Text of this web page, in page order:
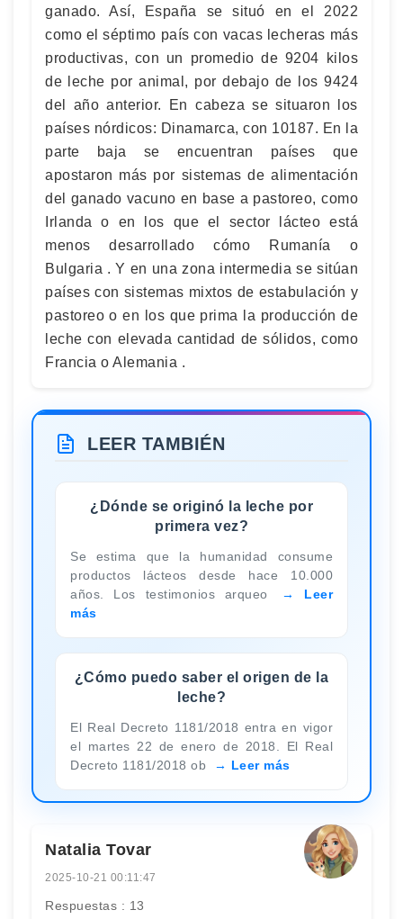
ganado. Así, España se situó en el 2022
como el séptimo país con vacas lecheras más
productivas, con un promedio de 9204 kilos
de leche por animal, por debajo de los 9424
del año anterior. En cabeza se situaron los
países nórdicos: Dinamarca, con 10187. En la
parte baja se encuentran países que
apostaron más por sistemas de alimentación
del ganado vacuno en base a pastoreo, como
Irlanda o en los que el sector lácteo está
menos desarrollado cómo Rumanía o
Bulgaria . Y en una zona intermedia se sitúan
países con sistemas mixtos de estabulación y
pastoreo o en los que prima la producción de
leche con elevada cantidad de sólidos, como
Francia o Alemania .
LEER TAMBIÉN
¿Dónde se originó la leche por
primera vez?
Se estima que la humanidad consume
productos lácteos desde hace 10.000
años. Los testimonios arqueo
Leer
más
¿Cómo puedo saber el origen de la
leche?
El Real Decreto 1181/2018 entra en vigor
el martes 22 de enero de 2018. El Real
Decreto 1181/2018 ob
Leer más
Natalia Tovar
2025-10-21 00:11:47
Respuestas : 13